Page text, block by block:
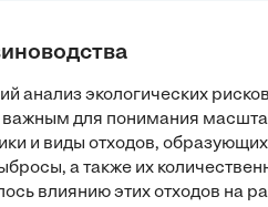
анализ экологических
важным для понимания
и виды отходов,
а также их
влиянию этих отходов на